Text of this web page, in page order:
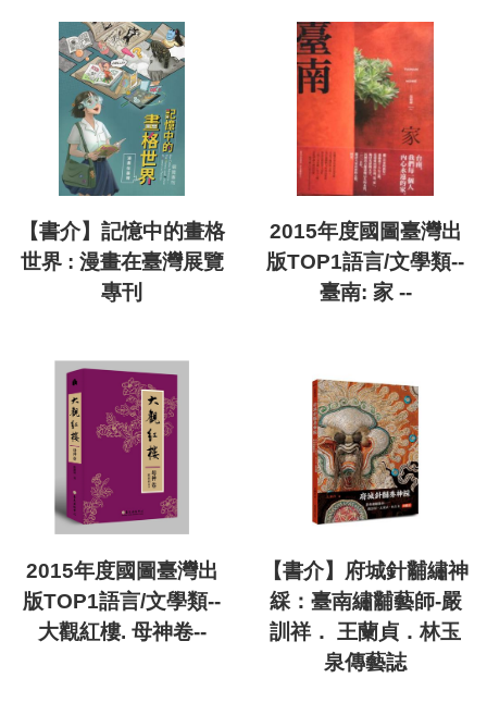
【書介】記憶中的畫格
世界 : 漫畫在臺灣展覽
專刊
2015年度國圖臺灣出
版TOP1語言/文學類--
臺南: 家 --
2015年度國圖臺灣出
版TOP1語言/文學類--
大觀紅樓. 母神卷--
【書介】府城針黼繡神
綵：臺南繡黼藝師-嚴
訓祥． 王蘭貞．林玉
泉傳藝誌